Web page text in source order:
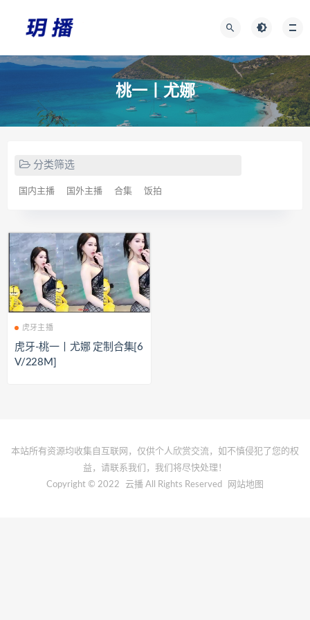
桃一丨尤娜
分类筛选
国内主播 国外主播 合集 饭拍
虎牙主播
虎牙-桃一丨尤娜 定制合集[6
V/228M]
本站所有资源均收集自互联网，仅供个人欣赏交流，如不慎侵犯了您的权
益，请联系我们，我们将尽快处理！
Copyright © 2022
云播 All Rights Reserved 网站地图